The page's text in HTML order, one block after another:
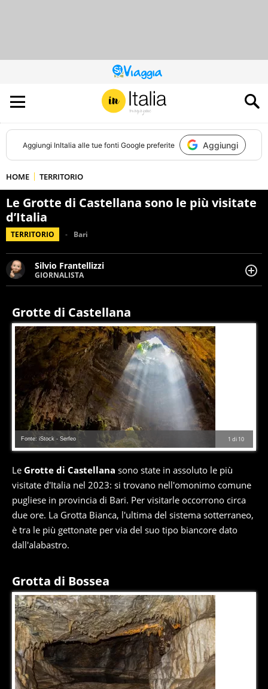
QUESTO
SITO
CONTRIBUISCE
ALL’AUDIENCE
DI
Aggiungi InItalia alle tue fonti Google preferite Aggiungi
HOME TERRITORIO
Le Grotte di Castellana sono le più visitate
d’Italia
TERRITORIO Bari
Silvio Frantellizzi
GIORNALISTA
Giornalista pubblicista. Da oltre dieci anni si occupa di
cronaca, motori, spettacolo e videogame.
Grotte di Castellana
1 di 10
Fonte: iStock - Serfeo
Le Grotte di Castellana sono state in assoluto le più
visitate d'Italia nel 2023: si trovano nell'omonimo comune
pugliese in provincia di Bari. Per visitarle occorrono circa
due ore. La Grotta Bianca, l'ultima del sistema sotterraneo,
è tra le più gettonate per via del suo tipo biancore dato
dall'alabastro.
Grotta di Bossea